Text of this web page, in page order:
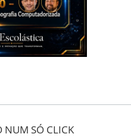
NUM SÓ CLICK